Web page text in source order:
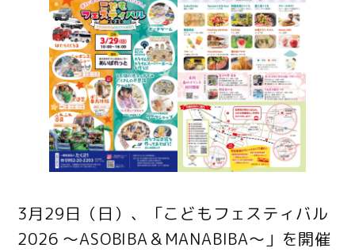
3月29日（日）、「こどもフェスティバル
2026 ～ASOBIBA＆MANABIBA～」を開催